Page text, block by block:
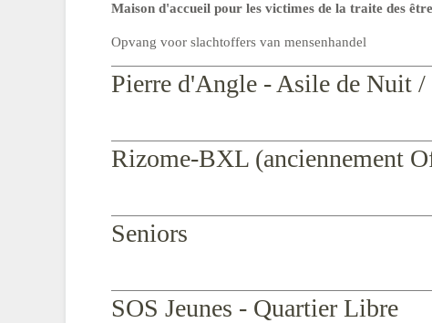
Maison d'accueil pour les victimes de la traite des
Opvang voor slachtoffers van mensenhandel
Pierre d'Angle - Asile de Nuit /
Rizome-BXL (anciennement
Seniors
SOS Jeunes - Quartier Libre